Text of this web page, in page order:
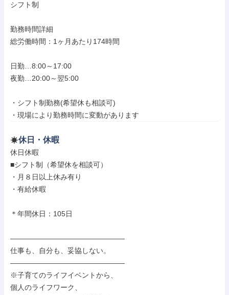
シフト制
勤務時間詳細
総労働時間：1ヶ月あたり174時間
日勤…8:00～17:00
夜勤…20:00～翌5:00
・シフト制勤務(希望休も相談可)
・現場により勤務時間に変動があります
休日・休暇
休日休暇
■シフト制（希望休を相談可）
・月８日以上休み有り
・有給休暇
＊年間休日：105日
――――――――――――――――
仕事も、自分も、妥協しない。
――――――――――――――――
※子育てのライフイベントから、
個人のライフワーク、